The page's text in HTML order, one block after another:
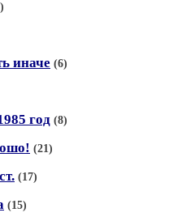
иначе (6)
год (8)
(21)
(17)
(15)